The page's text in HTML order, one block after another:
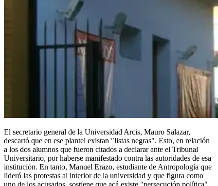
El secretario general de la Universidad Arcis, Mauro Salazar,
descartó que en ese plantel existan "listas negras". Esto, en relación
a los dos alumnos que fueron citados a declarar ante el Tribunal
Universitario, por haberse manifestado contra las autoridades de esa
institución. En tanto, Manuel Erazo, estudiante de Antropología que
lideró las protestas al interior de la universidad y que figura como
uno de los acusados, sostiene que acá existe "persecución política".